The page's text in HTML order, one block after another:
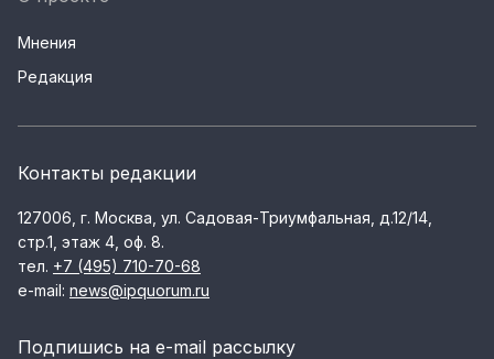
Мнения
Редакция
Контакты редакции
127006, г. Москва, ул. Садовая-Триумфальная, д.12/14,
стр.1, этаж 4, оф. 8.
тел. +7 (495) 710-70-68
e-mail: news@ipquorum.ru
Подпишись на e-mail рассылку